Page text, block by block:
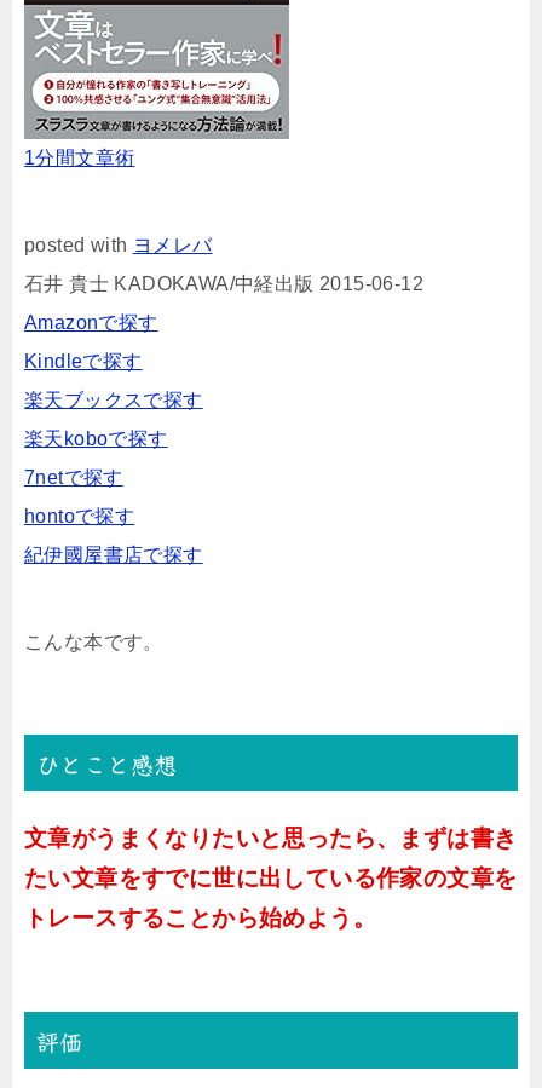
1分間文章術
posted with ヨメレバ
石井 貴士 KADOKAWA/中経出版 2015-06-12
Amazonで探す
Kindleで探す
楽天ブックスで探す
楽天koboで探す
7netで探す
hontoで探す
紀伊國屋書店で探す
こんな本です。
ひとこと感想
文章がうまくなりたいと思ったら、まずは書き
たい文章をすでに世に出している作家の文章を
トレースすることから始めよう。
評価